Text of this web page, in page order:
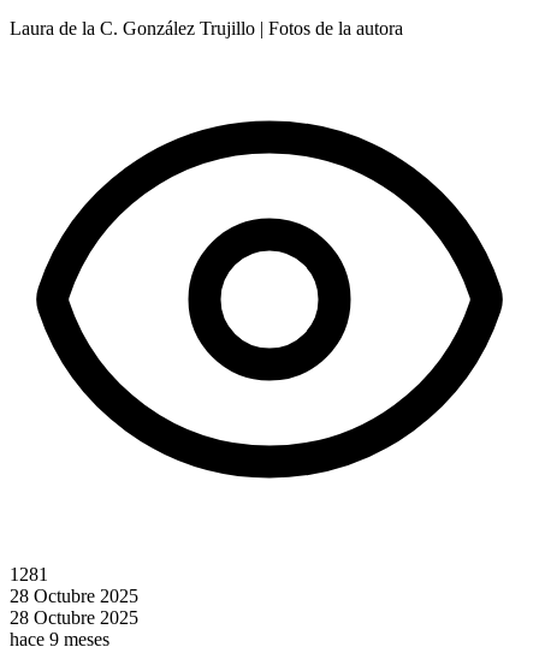
Laura de la C. González Trujillo | Fotos de la autora
1281
28 Octubre 2025
28 Octubre 2025
hace 9 meses